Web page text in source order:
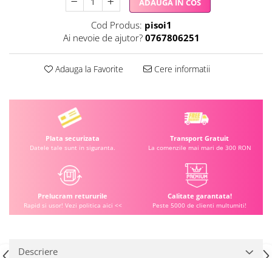
ADAUGA IN COS
Cod Produs: pisoi1
Ai nevoie de ajutor? 0767806251
Adauga la Favorite Cere informatii
Plata securizata
Datele tale sunt in siguranta.
Transport Gratuit
La comenzile mai mari de 300 RON
Prelucram retururile
Rapid si usor! Vezi politica aici <<
Calitate garantata!
Peste 5000 de clienti multumiti!
Descriere